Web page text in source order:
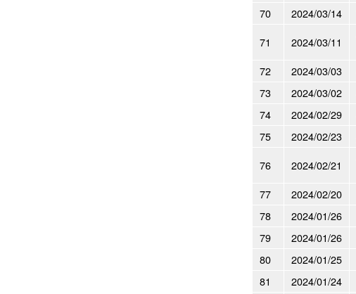
70
2024/03/14
71
2024/03/11
72
2024/03/03
73
2024/03/02
74
2024/02/29
75
2024/02/23
76
2024/02/21
77
2024/02/20
78
2024/01/26
79
2024/01/26
80
2024/01/25
81
2024/01/24